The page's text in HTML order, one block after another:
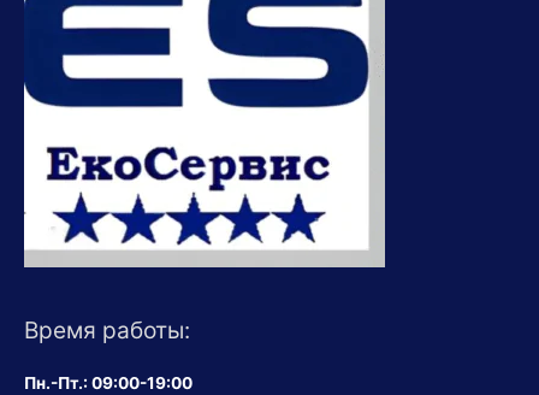
Время работы:
Пн.-Пт.: 09:00-19:00